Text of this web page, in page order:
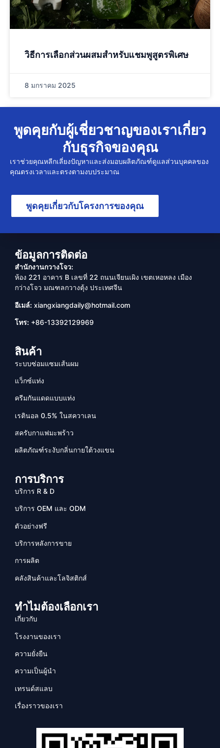
วิธีการเลือกส่วนผสมสำหรับแชมพูสูตรพิเศษ
8 มกราคม 2025
พูดคุยกับผู้เชี่ยวชาญของเราเกี่ยว
กับธุรกิจของคุณ
เราช่วยคุณหลีกเลี่ยงปัญหาและส่งมอบผลิตภัณฑ์ดูแลส่วนบุคคลของ
คุณตรงเวลาและตรงตามงบประมาณ
พูดคุยเกี่ยวกับโครงการของคุณ
ข้อมูลการติดต่อ
สำนักงานกวางโจว:
ห้อง 221 อาคาร B เลขที่ 22 ถนนเจียนเผิง เขตเหอหลง เมือง
กว่างโจว มณฑลกวางตุ้ง ประเทศจีน
อีเมล์: xiangxiangdaily@hotmail.com
โทร: +86-13392129969
สินค้า
ระบบซ่อมแซมเส้นผม
แว็กซ์แท่ง
ครีมกันแดดแบบแท่ง
เรตินอล 0.5% ในสควาเลน
สครับกาแฟมะพร้าว
ผลิตภัณฑ์ระงับกลิ่นกายใต้วงแขน
การบริการ
บริการ R & D
บริการ OEM และ ODM
ตัวอย่างฟรี
บริการหลังการขาย
การผลิต
คลังสินค้าและโลจิสติกส์
ทำไมต้องเลือกเรา
เกี่ยวกับ
โรงงานของเรา
ความยั่งยืน
ความเป็นผู้นำ
เทรนด์สแลบ
เรื่องราวของเรา